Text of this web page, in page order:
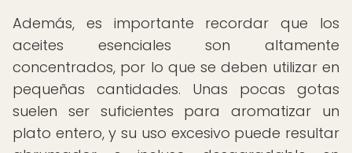
Además, es importante recordar que los
aceites esenciales son altamente
concentrados, por lo que se deben utilizar en
pequeñas cantidades. Unas pocas gotas
suelen ser suficientes para aromatizar un
plato entero, y su uso excesivo puede resultar